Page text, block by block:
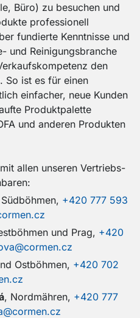
Büro) zu besuchen und
professionell
fundierte Kenntnisse und
und Reinigungsbranche
den
So ist es für einen
einfacher, neue Kunden
Produktpalette
und anderen Produkten
allen unseren Vertriebs-
+420 777 593
und Prag, +420
Ostböhmen, +420 702
, Nordmähren, +420 777